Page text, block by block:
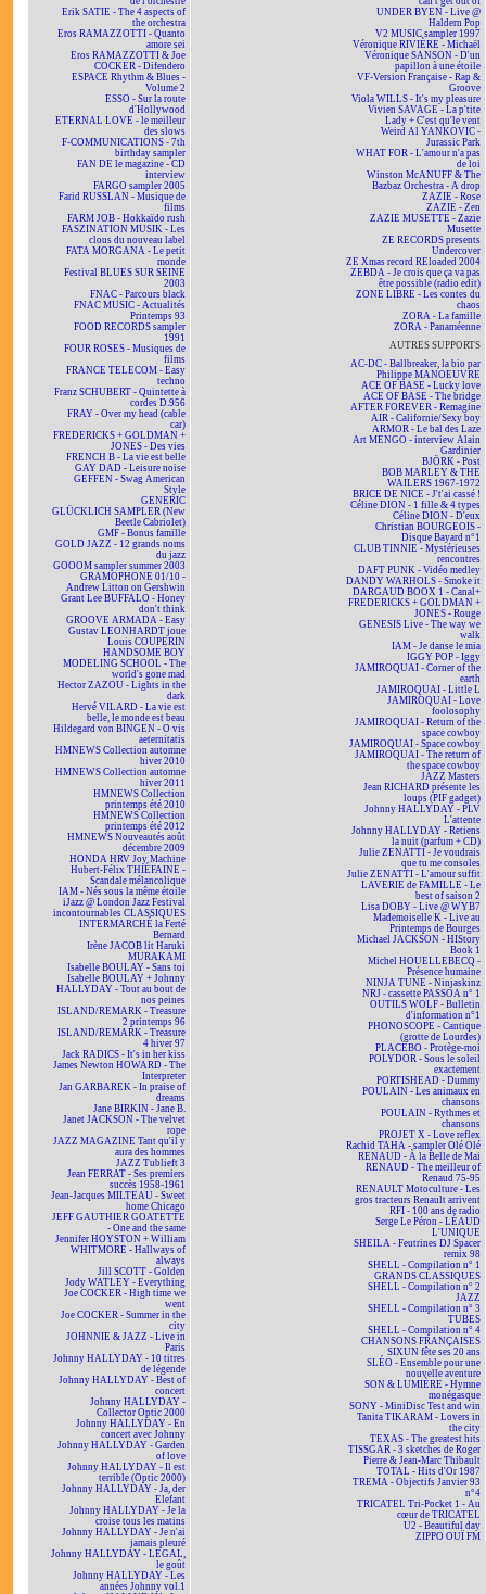
Erik SATIE - The 4 aspects of
the orchestra
Eros RAMAZZOTTI - Quanto
amore sei
Eros RAMAZZOTTI & Joe
COCKER - Difendero
ESPACE Rhythm & Blues -
Volume 2
ESSO - Sur la route
d'Hollywood
ETERNAL LOVE - le meilleur
des slows
F-COMMUNICATIONS - 7th
birthday sampler
FAN DE le magazine - CD
interview
FARGO sampler 2005
Farid RUSSLAN - Musique de
films
FARM JOB - Hokkaïdo rush
FASZINATION MUSIK - Les
clous du nouveau label
FATA MORGANA - Le petit
monde
Festival BLUES SUR SEINE
2003
FNAC - Parcours black
FNAC MUSIC - Actualités
Printemps 93
FOOD RECORDS sampler
1991
FOUR ROSES - Musiques de
films
FRANCE TELECOM - Easy
techno
Franz SCHUBERT - Quintette à
cordes D.956
FRAY - Over my head (cable
car)
FREDERICKS + GOLDMAN +
JONES - Des vies
FRENCH B - La vie est belle
GAY DAD - Leisure noise
GEFFEN - Swag American
Style
GENERIC
GLÜCKLICH SAMPLER (New
Beetle Cabriolet)
GMF - Bonus famille
GOLD JAZZ - 12 grands noms
du jazz
GOOOM sampler summer 2003
GRAMOPHONE 01/10 -
Andrew Litton on Gershwin
Grant Lee BUFFALO - Honey
don't think
GROOVE ARMADA - Easy
Gustav LEONHARDT joue
Louis COUPERIN
HANDSOME BOY
MODELING SCHOOL - The
world's gone mad
Hector ZAZOU - Lights in the
dark
Hervé VILARD - La vie est
belle, le monde est beau
Hildegard von BINGEN - O vis
aeternitatis
HMNEWS Collection automne
hiver 2010
HMNEWS Collection automne
hiver 2011
HMNEWS Collection
printemps été 2010
HMNEWS Collection
printemps été 2012
HMNEWS Nouveautés août
décembre 2009
HONDA HRV Joy Machine
Hubert-Félix THIÉFAINE -
Scandale mélancolique
IAM - Nés sous la même étoile
iJazz @ London Jazz Festival
incontournables CLASSIQUES
INTERMARCHÉ la Ferté
Bernard
Irène JACOB lit Haruki
MURAKAMI
Isabelle BOULAY - Sans toi
Isabelle BOULAY + Johnny
HALLYDAY - Tout au bout de
nos peines
ISLAND/REMARK - Treasure
2 printemps 96
ISLAND/REMARK - Treasure
4 hiver 97
Jack RADICS - It's in her kiss
James Newton HOWARD - The
Interpreter
Jan GARBAREK - In praise of
dreams
Jane BIRKIN - Jane B.
Janet JACKSON - The velvet
rope
JAZZ MAGAZINE Tant qu'il y
aura des hommes
JAZZ Tublieft 3
Jean FERRAT - Ses premiers
succès 1958-1961
Jean-Jacques MILTEAU - Sweet
home Chicago
JEFF GAUTHIER GOATETTE
- One and the same
Jennifer HOYSTON + William
WHITMORE - Hallways of
always
Jill SCOTT - Golden
Jody WATLEY - Everything
Joe COCKER - High time we
went
Joe COCKER - Summer in the
city
JOHNNIE & JAZZ - Live in
Paris
Johnny HALLYDAY - 10 titres
de légende
Johnny HALLYDAY - Best of
concert
Johnny HALLYDAY -
Collector Optic 2000
Johnny HALLYDAY - En
concert avec Johnny
Johnny HALLYDAY - Garden
of love
Johnny HALLYDAY - Il est
terrible (Optic 2000)
Johnny HALLYDAY - Ja, der
Elefant
Johnny HALLYDAY - Je la
croise tous les matins
Johnny HALLYDAY - Je n'ai
jamais pleuré
Johnny HALLYDAY - LEGAL,
le goût
Johnny HALLYDAY - Les
années Johnny vol.1
UNDER BYEN - Live @
Haldern Pop
V2 MUSIC sampler 1997
Véronique RIVIÈRE - Michaël
Véronique SANSON - D'un
papillon à une étoile
VF-Version Française - Rap &
Groove
Viola WILLS - It's my pleasure
Vivien SAVAGE - La p'tite
Lady + C'est qu'le vent
Weird Al YANKOVIC -
Jurassic Park
WHAT FOR - L'amour n'a pas
de loi
Winston McANUFF & The
Bazbaz Orchestra - A drop
ZAZIE - Rose
ZAZIE - Zen
ZAZIE MUSETTE - Zazie
Musette
ZE RECORDS presents
Undercover
ZE Xmas record REloaded 2004
ZEBDA - Je crois que ça va pas
être possible (radio edit)
ZONE LIBRE - Les contes du
chaos
ZORA - La famille
ZORA - Panaméenne
AUTRES SUPPORTS
AC-DC - Ballbreaker, la bio par
Philippe MANOEUVRE
ACE OF BASE - Lucky love
ACE OF BASE - The bridge
AFTER FOREVER - Remagine
AIR - Californie/Sexy boy
ARMOR - Le bal des Laze
Art MENGO - interview Alain
Gardinier
BJÖRK - Post
BOB MARLEY & THE
WAILERS 1967-1972
BRICE DE NICE - J't'ai cassé !
Céline DION - 1 fille & 4 types
Céline DION - D'eux
Christian BOURGEOIS -
Disque Bayard n°1
CLUB TINNIE - Mystérieuses
rencontres
DAFT PUNK - Vidéo medley
DANDY WARHOLS - Smoke it
DARGAUD BOOX 1 - Canal+
FREDERICKS + GOLDMAN +
JONES - Rouge
GENESIS Live - The way we
walk
IAM - Je danse le mia
IGGY POP - Iggy
JAMIROQUAI - Corner of the
earth
JAMIROQUAI - Little L
JAMIROQUAI - Love
foolosophy
JAMIROQUAI - Return of the
space cowboy
JAMIROQUAI - Space cowboy
JAMIROQUAI - The return of
the space cowboy
JAZZ Masters
Jean RICHARD présente les
loups (PIF gadget)
Johnny HALLYDAY - PLV
L'attente
Johnny HALLYDAY - Retiens
la nuit (parfum + CD)
Julie ZENATTI - Je voudrais
que tu me consoles
Julie ZENATTI - L'amour suffit
LAVERIE de FAMILLE - Le
best of saison 2
Lisa DOBY - Live @ WYB7
Mademoiselle K - Live au
Printemps de Bourges
Michael JACKSON - HIStory
Book 1
Michel HOUELLEBECQ -
Présence humaine
NINJA TUNE - Ninjaskinz
NRJ - cassette PASSOA n° 1
OUTILS WOLF - Bulletin
d'information n°1
PHONOSCOPE - Cantique
(grotte de Lourdes)
PLACEBO - Protège-moi
POLYDOR - Sous le soleil
exactement
PORTISHEAD - Dummy
POULAIN - Les animaux en
chansons
POULAIN - Rythmes et
chansons
PROJET X - Love reflex
Rachid TAHA - sampler Olé Olé
RENAUD - À la Belle de Mai
RENAUD - The meilleur of
Renaud 75-95
RENAULT Motoculture - Les
gros tracteurs Renault arrivent
RFI - 100 ans de radio
Serge Le Péron - LÉAUD
L'UNIQUE
SHEILA - Feutrines DJ Spacer
remix 98
SHELL - Compilation n° 1
GRANDS CLASSIQUES
SHELL - Compilation n° 2
JAZZ
SHELL - Compilation n° 3
TUBES
SHELL - Compilation n° 4
CHANSONS FRANÇAISES
SIXUN fête ses 20 ans
SLÉO - Ensemble pour une
nouvelle aventure
SON & LUMIÈRE - Hymne
monégasque
SONY - MiniDisc Test and win
Tanita TIKARAM - Lovers in
the city
TEXAS - The greatest hits
TISSGAR - 3 sketches de Roger
Pierre & Jean-Marc Thibault
TOTAL - Hits d'Or 1987
TREMA - Objectifs Janvier 93
n°4
TRICATEL Tri-Pocket 1 - Au
cœur de TRICATEL
U2 - Beautiful day
ZIPPO OUÏ FM